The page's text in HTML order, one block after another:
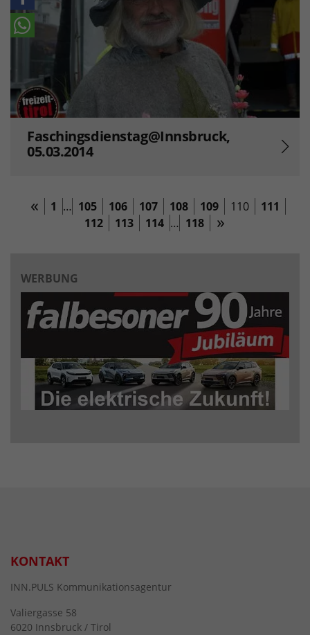
Faschingsdienstag@Innsbruck,
05.03.2014
1 … 105 106 107 108 109 110
111
112
113 114 … 118
WERBUNG
KONTAKT
INN.PULS Kommunikationsagentur
Valiergasse 58
6020 Innsbruck / Tirol